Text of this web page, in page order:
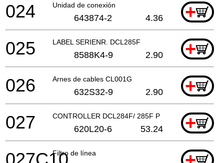
Unidad de conexión +
024 643874-2 4.36
LABEL SERIENR. DCL285F +
025 8588K4-9 2.90
Arnes de cables CL001G +
026 632S32-9 2.90
CONTROLLER DCL284F/ 285F P +
027 620L20-6 53.24
Filtro de línea